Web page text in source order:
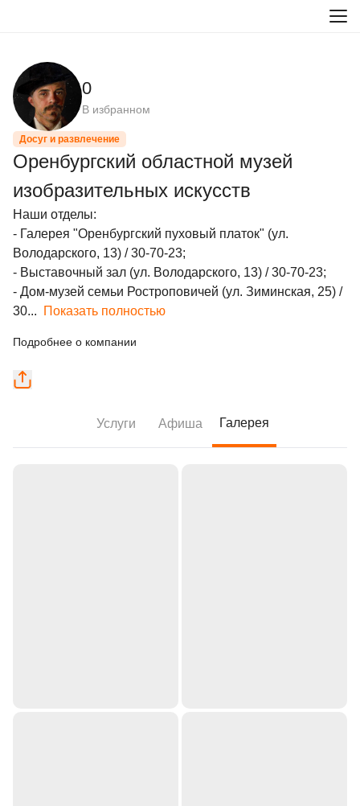
0
В избранном
Досуг и развлечение
Оренбургский областной музей
изобразительных искусств
Наши отделы:
- Галерея "Оренбургский пуховый платок" (ул.
Володарского, 13) / 30-70-23;
- Выставочный зал (ул. Володарского, 13) / 30-70-23;
- Дом-музей семьи Ростроповичей (ул. Зиминская, 25) /
30... Показать полностью
Подробнее о компании
Услуги Афиша Галерея